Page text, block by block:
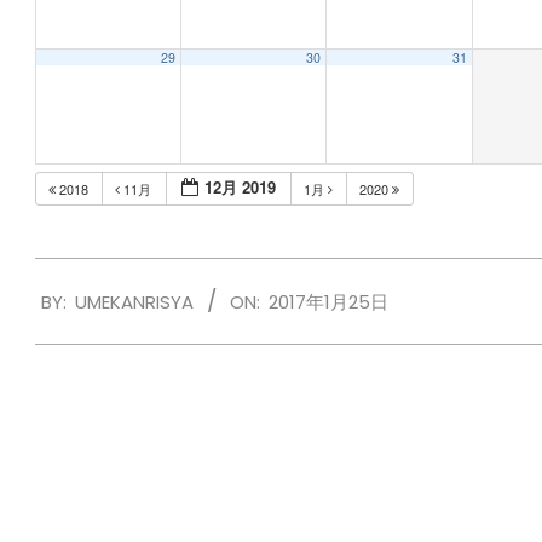
29 30 31
2018 11月 12月 2019 1月 2020
01-
BY: UMEKANRISYA ON: 2017年1月25日